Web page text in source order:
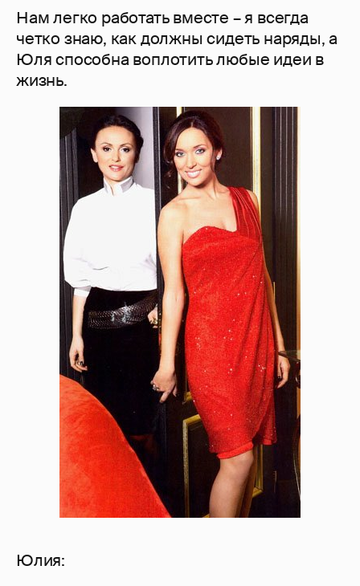
Нам легко работать вместе – я всегда
четко знаю, как должны сидеть наряды, а
Юля способна воплотить любые идеи в
жизнь.
Юлия: